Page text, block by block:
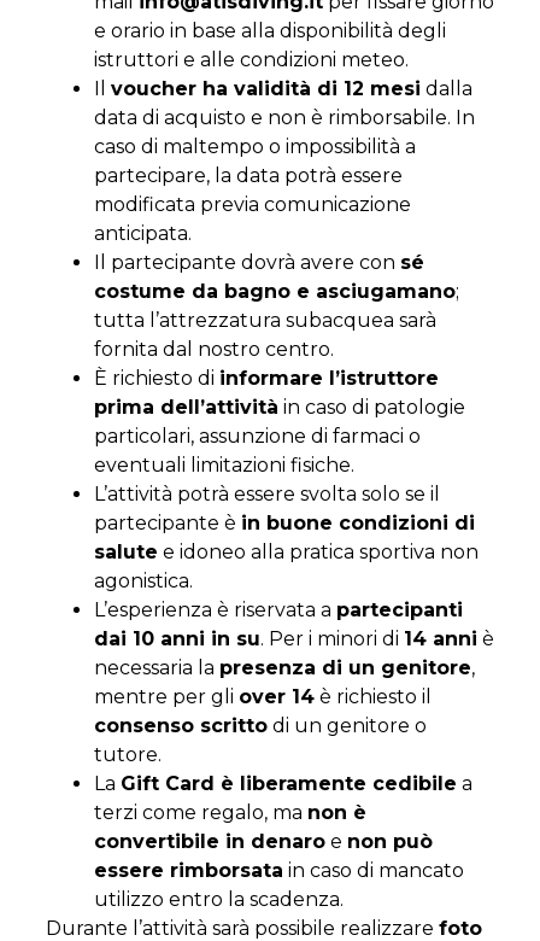
e orario in base alla disponibilità degli
istruttori e alle condizioni meteo.
Il voucher ha validità di 12 mesi dalla
data di acquisto e non è rimborsabile. In
caso di maltempo o impossibilità a
partecipare, la data potrà essere
modificata previa comunicazione
anticipata.
Il partecipante dovrà avere con sé
costume da bagno e asciugamano;
tutta l’attrezzatura subacquea sarà
fornita dal nostro centro.
È richiesto di informare l’istruttore
prima dell’attività in caso di patologie
particolari, assunzione di farmaci o
eventuali limitazioni fisiche.
L’attività potrà essere svolta solo se il
partecipante è in buone condizioni di
salute e idoneo alla pratica sportiva non
agonistica.
L’esperienza è riservata a partecipanti
dai 10 anni in su. Per i minori di 14 anni è
necessaria la presenza di un genitore,
mentre per gli over 14 è richiesto il
consenso scritto di un genitore o
tutore.
La Gift Card è liberamente cedibile a
terzi come regalo, ma non è
convertibile in denaro e non può
essere rimborsata in caso di mancato
utilizzo entro la scadenza.
Durante l’attività sarà possibile realizzare foto